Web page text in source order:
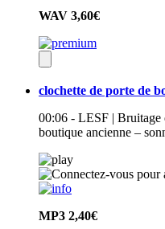
WAV 3,60€
clochette de porte de
00:06 - LESF | Bruitage
boutique ancienne –
MP3 2,40€